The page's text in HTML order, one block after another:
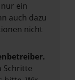
ein
auch dazu
nicht
Schritte